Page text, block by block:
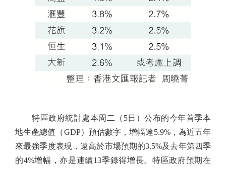
特區政府統計處本周二（5日）公布的今年首季本
地生產總值（GDP）預估數字，增幅達5.9%，為近五年
來最強季度表現，遠高於市場預期的3.5%及去年第四季
的4%增幅，亦是連續13季錄得增長。特區政府預期在